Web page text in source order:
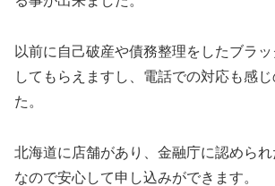
以前に自己破産や債務整理をしたブラ
してもらえますし、電話での対応も感
た。
北海道に店舗があり、金融庁に認めら
なので安心して申し込みができます。